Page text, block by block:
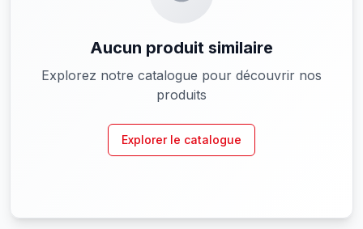
Aucun produit similaire
Explorez notre catalogue pour découvrir nos
produits
Explorer le catalogue